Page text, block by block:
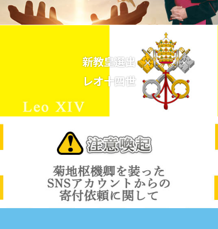
新教皇選出
レオ十四世